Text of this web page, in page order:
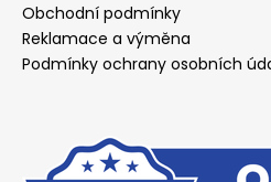
Obchodní podmínky
Reklamace a výměna
Podmínky ochrany osobních